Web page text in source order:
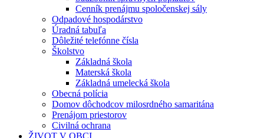
Cenník prenájmu spoločenskej sály
Odpadové hospodárstvo
Úradná tabuľa
Dôležité telefónne čísla
Školstvo
Základná škola
Materská škola
Základná umelecká škola
Obecná polícia
Domov dôchodcov milosrdného samaritána
Prenájom priestorov
Civilná ochrana
ŽIVOT V OBCI